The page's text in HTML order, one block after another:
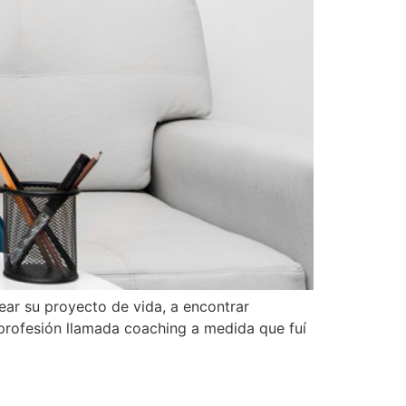
su proyecto de vida, a encontrar
llamada coaching a medida que fuí